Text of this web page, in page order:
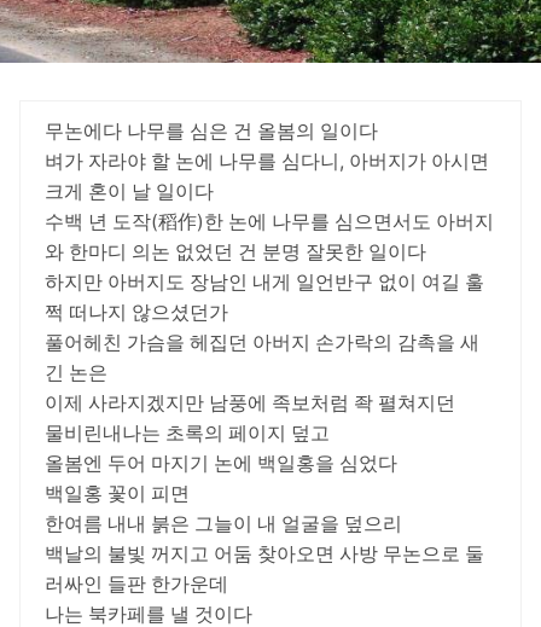
무논에다 나무를 심은 건 올봄의 일이다
벼가 자라야 할 논에 나무를 심다니, 아버지가 아시면
크게 혼이 날 일이다
수백 년 도작(稻作)한 논에 나무를 심으면서도 아버지
와 한마디 의논 없었던 건 분명 잘못한 일이다
하지만 아버지도 장남인 내게 일언반구 없이 여길 훌
쩍 떠나지 않으셨던가
풀어헤친 가슴을 헤집던 아버지 손가락의 감촉을 새
긴 논은
이제 사라지겠지만 남풍에 족보처럼 좍 펼쳐지던
물비린내나는 초록의 페이지 덮고
올봄엔 두어 마지기 논에 백일홍을 심었다
백일홍 꽃이 피면
한여름 내내 붉은 그늘이 내 얼굴을 덮으리
백날의 불빛 꺼지고 어둠 찾아오면 사방 무논으로 둘
러싸인 들판 한가운데
나는 북카페를 낼 것이다